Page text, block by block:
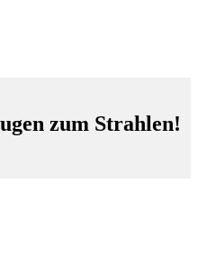
zum Strahlen!